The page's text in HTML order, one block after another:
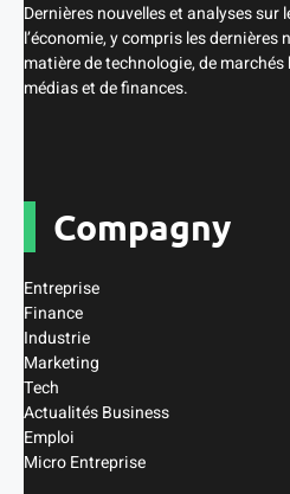
Dernières nouvelles et analyses sur
l’économie, y compris les dernières
matière de technologie, de marchés
médias et de finances.
Compagny
Entreprise
Finance
Industrie
Marketing
Tech
Actualités Business
Emploi
Micro Entreprise